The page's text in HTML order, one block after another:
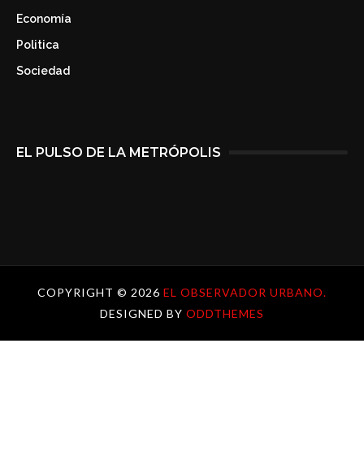
Economía
Politica
Sociedad
EL PULSO DE LA METRÓPOLIS
COPYRIGHT © 2026 EL OBSERVADOR URBANO.
DESIGNED BY ODDTHEMES